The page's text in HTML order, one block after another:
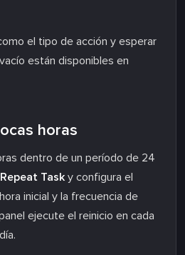
el tipo de acción y esperar
están disponibles en
horas
dentro de un período de 24
Repeat Task y configura el
inicial y la frecuencia de
ejecute el reinicio en cada